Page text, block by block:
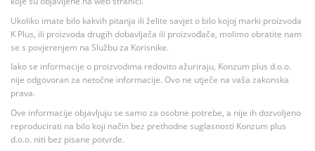
Ukoliko imate bilo kakvih pitanja ili želite savjet o bilo kojoj marki proizvoda
K Plus, ili proizvoda drugih dobavljača ili proizvođača, molimo obratite nam
se s povjerenjem na Službu za Korisnike.
Iako se informacije o proizvodima redovito ažuriraju, Konzum plus d.o.o.
nije odgovoran za netočne informacije. Ovo ne utječe na vaša zakonska
prava.
Ove informacije objavljuju se samo za osobne potrebe, a nije ih dozvoljeno
reproducirati na bilo koji način bez prethodne suglasnosti Konzum plus
d.o.o. niti bez pisane potvrde.